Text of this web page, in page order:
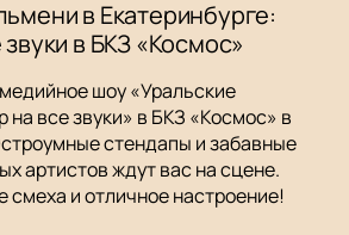
в Екатеринбурге:
в БКЗ «Космос»
шоу «Уральские
все звуки» в БКЗ «Космос» в
стендапы и забавные
артистов ждут вас на сцене.
смеха и отличное настроение!